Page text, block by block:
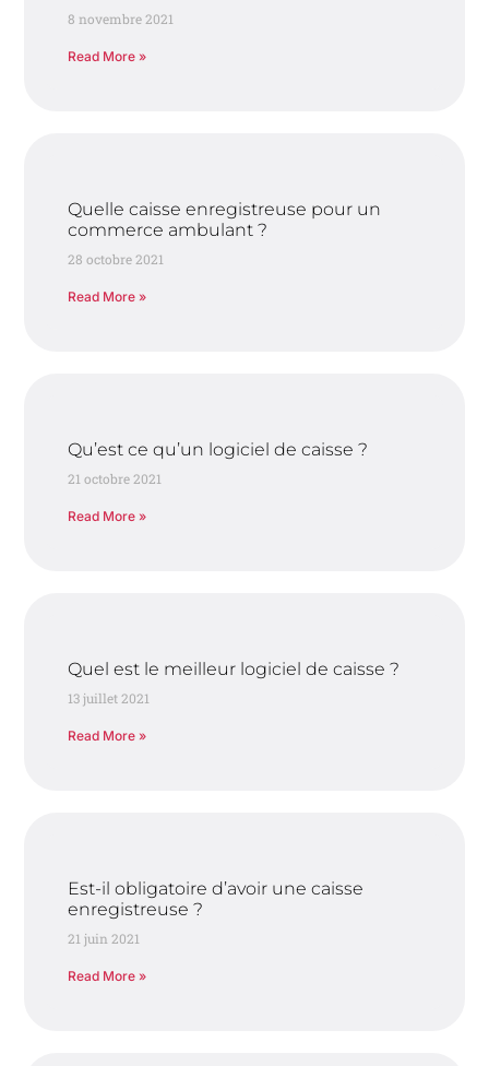
8 novembre 2021
Read More »
Quelle caisse enregistreuse pour un
commerce ambulant ?
28 octobre 2021
Read More »
Qu’est ce qu’un logiciel de caisse ?
21 octobre 2021
Read More »
Quel est le meilleur logiciel de caisse ?
13 juillet 2021
Read More »
Est-il obligatoire d’avoir une caisse
enregistreuse ?
21 juin 2021
Read More »